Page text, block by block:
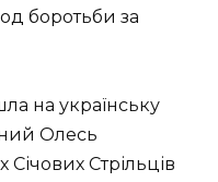
боротьби за
на українську
Олесь
Стрільців